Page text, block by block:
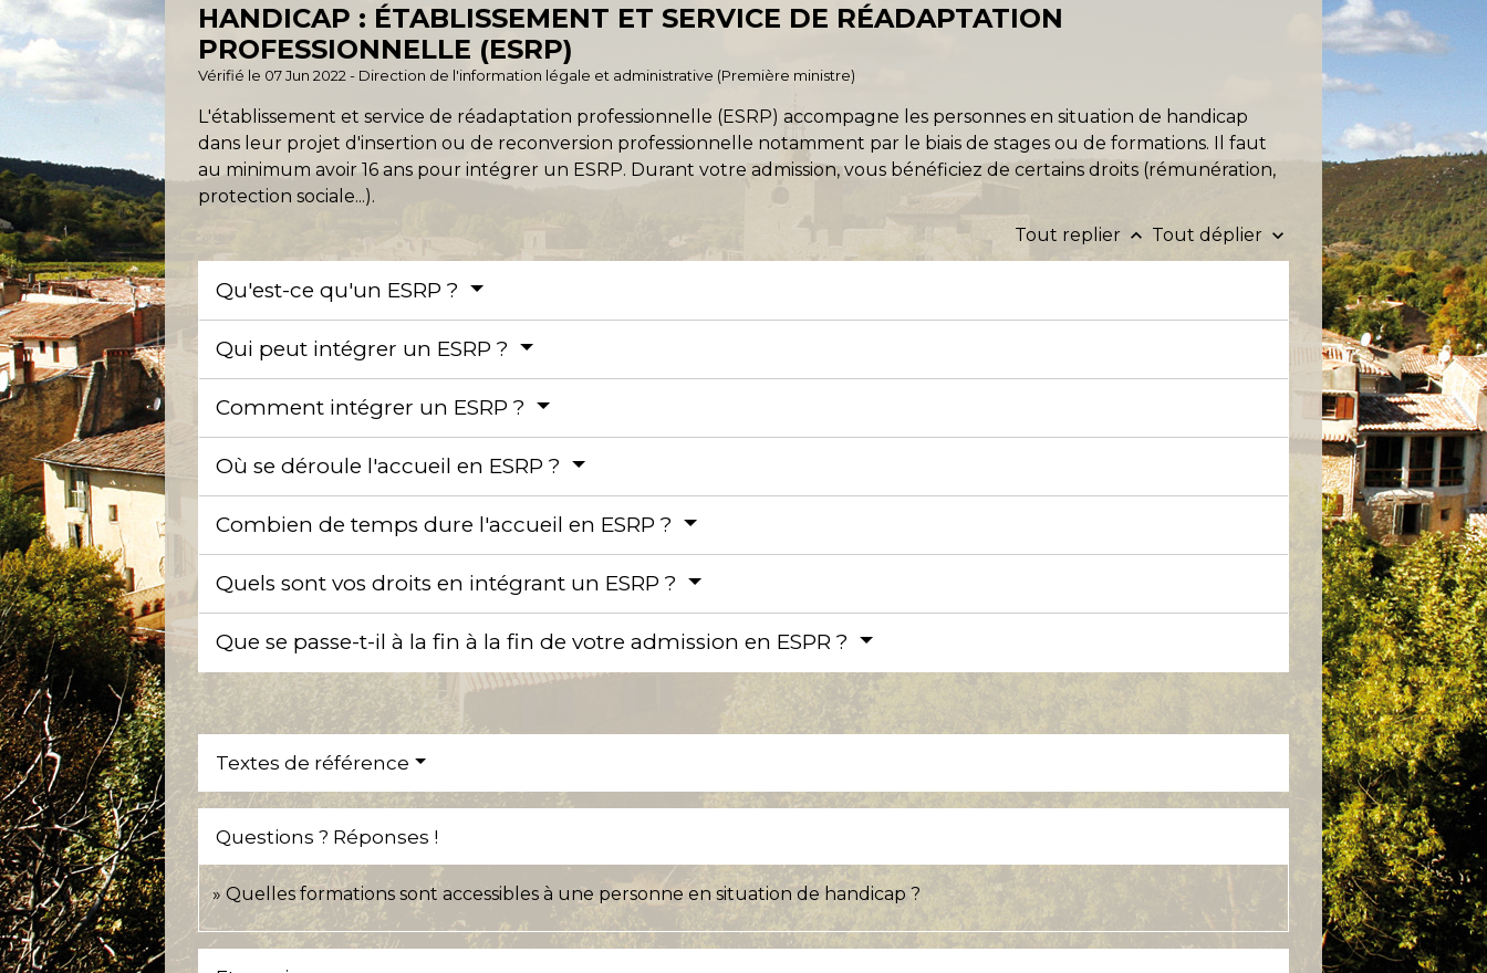
HANDICAP : ÉTABLISSEMENT ET SERVICE DE RÉADAPTATION
PROFESSIONNELLE (ESRP)
Vérifié le 07 Jun 2022 - Direction de l'information légale et administrative (Première ministre)
L'établissement et service de réadaptation professionnelle (ESRP) accompagne les personnes en situation de handicap
dans leur projet d'insertion ou de reconversion professionnelle notamment par le biais de stages ou de formations. Il faut
au minimum avoir 16 ans pour intégrer un ESRP. Durant votre admission, vous bénéficiez de certains droits (rémunération,
protection sociale...).
Tout replier keyboard_arrow_up Tout déplier keyboard_arrow_down
Qu'est-ce qu'un ESRP ?
Qui peut intégrer un ESRP ?
Comment intégrer un ESRP ?
Où se déroule l'accueil en ESRP ?
Combien de temps dure l'accueil en ESRP ?
Quels sont vos droits en intégrant un ESRP ?
Que se passe-t-il à la fin à la fin de votre admission en ESPR ?
Textes de référence
Questions ? Réponses !
Quelles formations sont accessibles à une personne en situation de handicap ?